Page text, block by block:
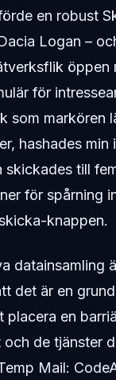
en robust
Logan –
öppen
för
som markören
hashades min
skickades till
för spårning
knappen.
datainsamling
det är en
placera en
de tjänster
Mail: